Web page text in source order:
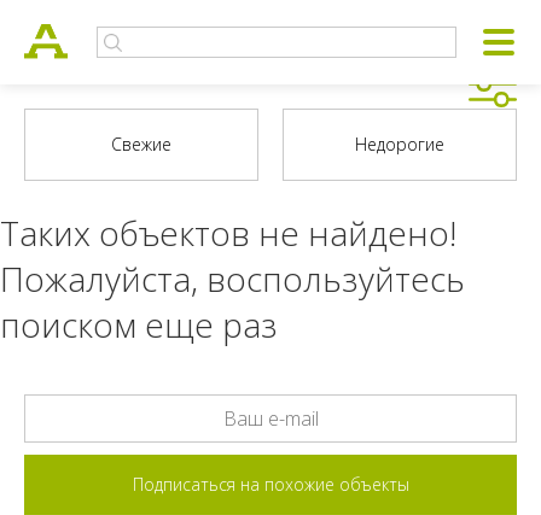
Таких объектов не найдено!
Пожалуйста, воспользуйтесь
поиском еще раз